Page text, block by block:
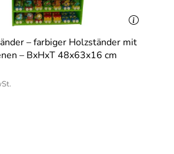
– farbiger Holzständer mit
– BxHxT 48x63x16 cm